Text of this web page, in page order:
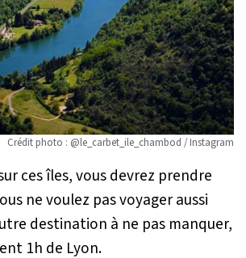
Crédit photo : @le_carbet_ile_chambod / Instagram
ces îles, vous devrez prendre
ne voulez pas voyager aussi
destination à ne pas manquer,
1h de Lyon.